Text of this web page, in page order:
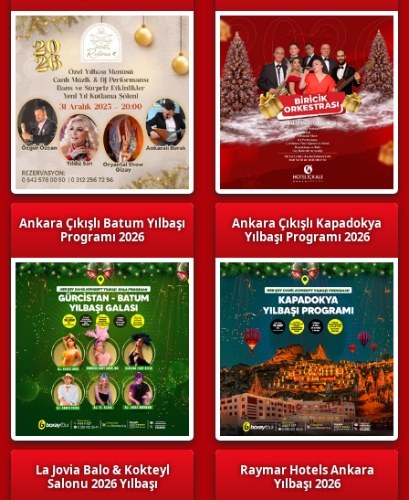
Ankara Çıkışlı Batum Yılbaşı
Programı 2026
La Jovia Balo & Kokteyl
Salonu 2026 Yılbaşı
Ankara Çıkışlı Kapadokya
Yılbaşı Programı 2026
Raymar Hotels Ankara
Yılbaşı 2026